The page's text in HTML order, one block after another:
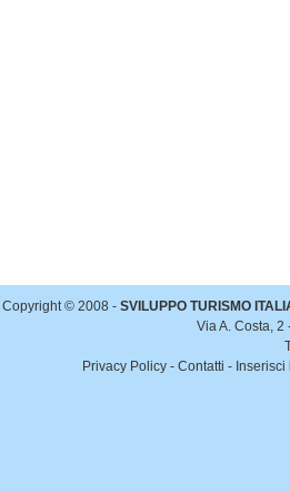
Copyright © 2008 - SVILUPPO TURISMO
Via A. Costa,
Privacy Policy - Contatti -